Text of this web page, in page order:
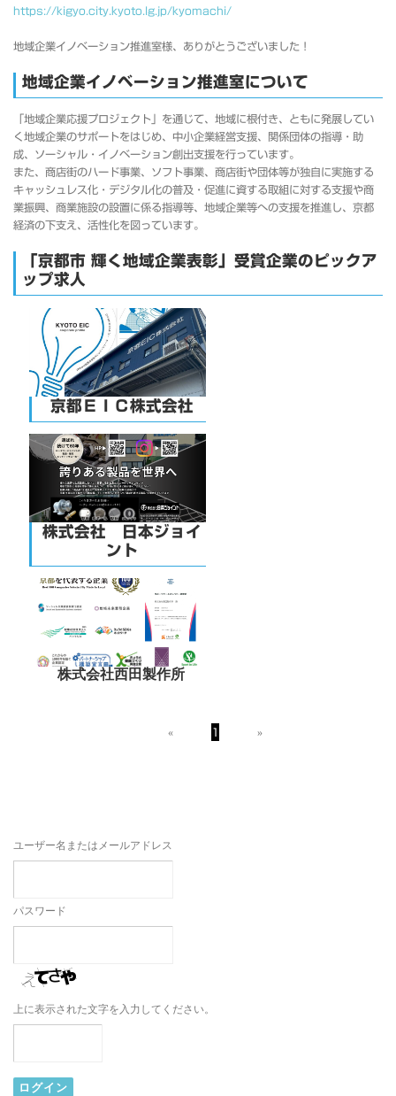
https://kigyo.city.kyoto.lg.jp/kyomachi/
地域企業イノベーション推進室様、ありがとうございました！
地域企業イノベーション推進室について
「地域企業応援プロジェクト」を通じて、地域に根付き、ともに発展してい
く地域企業のサポートをはじめ、中小企業経営支援、関係団体の指導・助
成、ソーシャル・イノベーション創出支援を行っています。
また、商店街のハード事業、ソフト事業、商店街や団体等が独自に実施する
キャッシュレス化・デジタル化の普及・促進に資する取組に対する支援や商
業振興、商業施設の設置に係る指導等、地域企業等への支援を推進し、京都
経済の下支え、活性化を図っています。
「京都市 輝く地域企業表彰」受賞企業のピックア
ップ求人
京都ＥＩＣ株式会社
株式会社 日本ジョイ
ント
株式会社西田製作所
« 1 »
ユーザー名またはメールアドレス
パスワード
上に表示された文字を入力してください。